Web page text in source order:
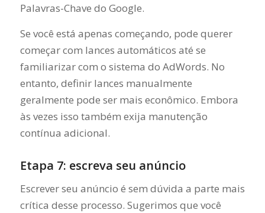
Palavras-Chave do Google.
Se você está apenas começando, pode querer
começar com lances automáticos até se
familiarizar com o sistema do AdWords. No
entanto, definir lances manualmente
geralmente pode ser mais econômico. Embora
às vezes isso também exija manutenção
contínua adicional.
Etapa 7: escreva seu anúncio
Escrever seu anúncio é sem dúvida a parte mais
crítica desse processo. Sugerimos que você